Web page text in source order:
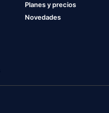
Planes y precios
Novedades